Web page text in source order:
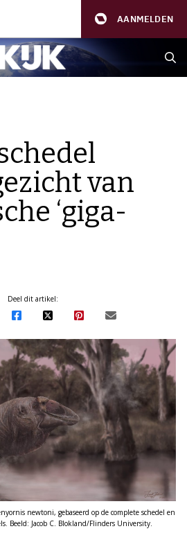
AANMELDEN
van
‘giga-
Deel dit artikel:
newtoni, gebaseerd op de complete schedel en
Beeld: Jacob C. Blokland/Flinders University.